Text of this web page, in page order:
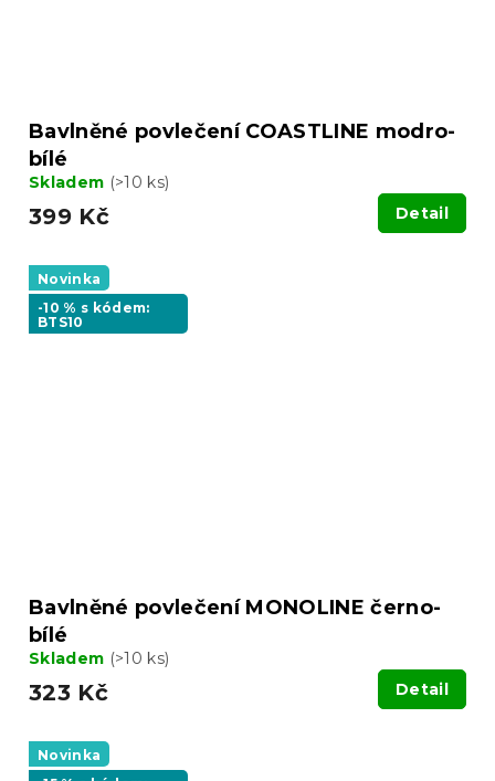
Bavlněné povlečení COASTLINE modro-
bílé
Skladem (>10 ks)
399 Kč Detail
Novinka
-10 % s kódem:
BTS10
Bavlněné povlečení MONOLINE černo-
bílé
Skladem (>10 ks)
323 Kč Detail
Novinka